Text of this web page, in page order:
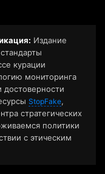
Издание
курации
мониторинга
достоверности
StopFake,
стратегических
политики
с этическим